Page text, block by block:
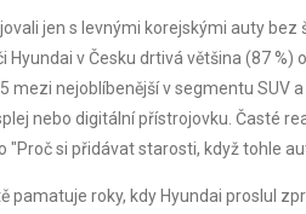
jen s levnými korejskými auty
Hyundai v Česku drtivá většina (87
mezi nejoblíbenější v segmentu
nebo digitální přístrojovku. Časté
si přidávat starosti, když tohle
pamatuje roky, kdy Hyundai proslul